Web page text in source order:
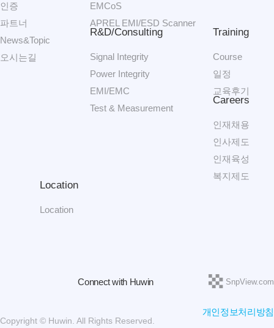
인증
파트너
News&Topic
오시는길
EMCoS
APREL EMI/ESD Scanner
R&D/Consulting
Signal Integrity
Power Integrity
EMI/EMC
Test & Measurement
Training
Course
일정
교육후기
Careers
인재채용
인사제도
인재육성
복지제도
Location
Location
Connect with Huwin SnpView.com
개인정보처리방침
Copyright © Huwin. All Rights Reserved.